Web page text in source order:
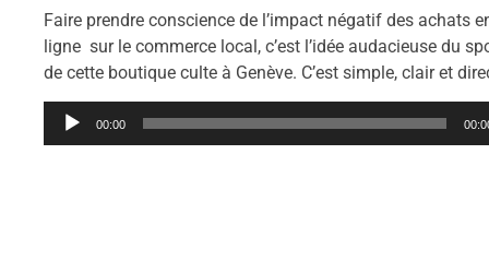
Faire prendre conscience de l’impact négatif des achats
ligne sur le commerce local, c’est l’idée audacieuse du
de cette boutique culte à Genève. C’est simple, clair et
Lecteur
00:00